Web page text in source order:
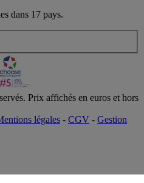
dans 17 pays.
Prix affichés en euros et hors
légales - CGV - Gestion